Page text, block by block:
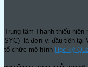
Trung tâm Thanh thiếu niên
SYC) là đơn vị đầu tiên tại
tổ chức mô hình Học kỳ